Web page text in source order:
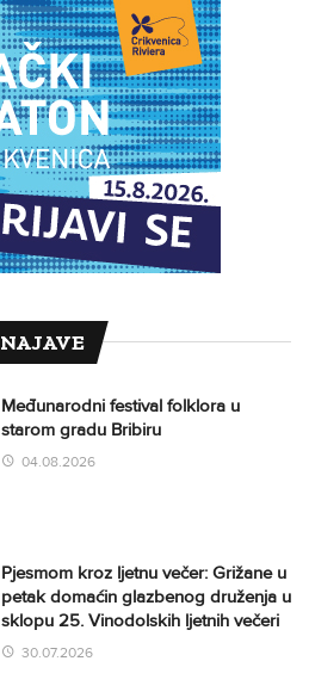
NAJAVE
Međunarodni festival folklora u
starom gradu Bribiru
04.08.2026
Pjesmom kroz ljetnu večer: Grižane u
petak domaćin glazbenog druženja u
sklopu 25. Vinodolskih ljetnih večeri
30.07.2026